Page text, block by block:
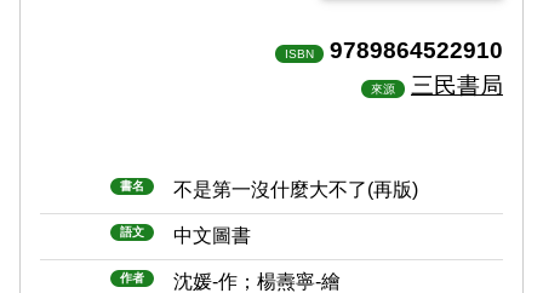
ISBN 9789864522910
來源 三民書局
書名 不是第一沒什麼大不了(再版)
語文 中文圖書
作者 沈媛-作；楊燾寧-繪